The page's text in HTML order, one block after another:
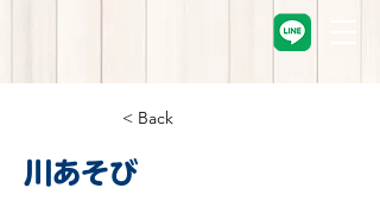
< Back
川あそび